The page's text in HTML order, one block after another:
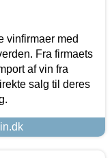
vinfirmaer med
Fra firmaets
af vin fra
salg til deres